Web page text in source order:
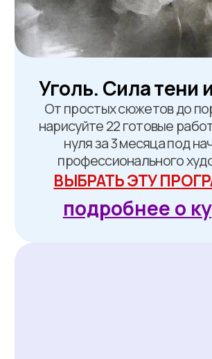
*заполнение анкеты займет
1 минуту, смелее ❤️
Как подать заявку
на участие
в «НОВОГОДНЕЙ
СКАЗКЕ»?